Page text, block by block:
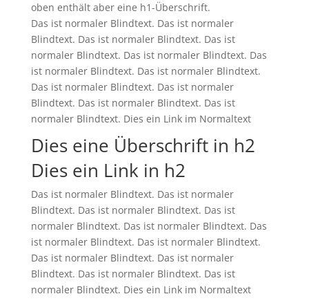
oben enthält aber eine h1-Überschrift.
Das ist normaler Blindtext. Das ist normaler
Blindtext. Das ist normaler Blindtext. Das ist
normaler Blindtext. Das ist normaler Blindtext. Das
ist normaler Blindtext. Das ist normaler Blindtext.
Das ist normaler Blindtext. Das ist normaler
Blindtext. Das ist normaler Blindtext. Das ist
normaler Blindtext. Dies ein Link im Normaltext
Dies eine Überschrift in h2
Dies ein Link in h2
Das ist normaler Blindtext. Das ist normaler
Blindtext. Das ist normaler Blindtext. Das ist
normaler Blindtext. Das ist normaler Blindtext. Das
ist normaler Blindtext. Das ist normaler Blindtext.
Das ist normaler Blindtext. Das ist normaler
Blindtext. Das ist normaler Blindtext. Das ist
normaler Blindtext. Dies ein Link im Normaltext